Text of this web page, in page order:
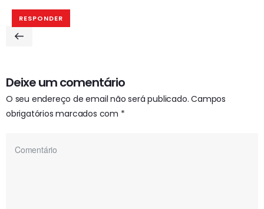
RESPONDER
Deixe um comentário
O seu endereço de email não será publicado. Campos
obrigatórios marcados com *